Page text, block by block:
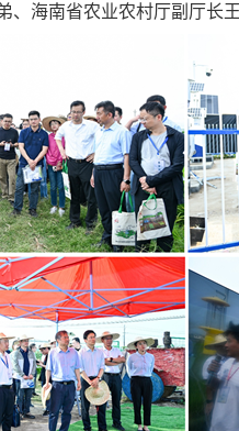
海南省农业农村厅副厅长